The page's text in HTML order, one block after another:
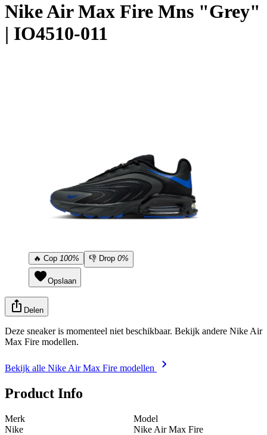
NikeAir Max Fire Mns "Grey"
| IO4510-011
🔥 Cop 100% 👎 Drop 0%
Opslaan
Delen
Deze sneaker is momenteel niet beschikbaar. Bekijk andere Nike Air
Max Fire modellen.
Bekijk alle Nike Air Max Fire modellen
Product Info
Merk
Nike
Model
Nike Air Max Fire